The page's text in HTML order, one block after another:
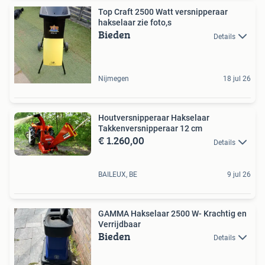
Top Craft 2500 Watt versnipperaar
hakselaar zie foto,s
Bieden Details
Nijmegen 18 jul 26
Houtversnipperaar Hakselaar
Takkenversnipperaar 12 cm
€ 1.260,00 Details
BAILEUX, BE 9 jul 26
GAMMA Hakselaar 2500 W- Krachtig en
Verrijdbaar
Bieden Details